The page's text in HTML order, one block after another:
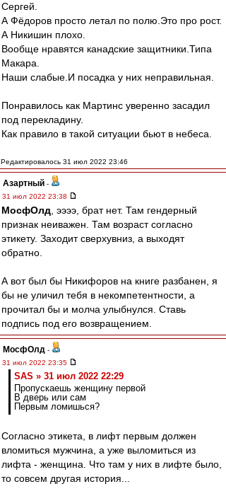
Сергей.
А Фёдоров просто летал по полю.Это про рост.
А Никишин плохо.
Вообще нравятся канадские защитники.Типа
Макара.
Наши слабые.И посадка у них неправильная.
Понравилось как Мартинс уверенно засадил
под перекладину.
Как правило в такой ситуации бьют в небеса.
Редактировалось 31 июл 2022 23:46
Азартный -
31 июл 2022 23:38
МосфОлд , ээээ, брат нет. Там гендерный
признак неиважен. Там возраст согласно
этикету. Заходит сверхувниз, а выходят
обратно.
А вот был бы Никифоров на книге разбанен, я
бы не уличил тебя в некомпетентности, а
прочитал бы и молча улыбнулся. Ставь
подпись под его возвращением.
МосфОлд -
31 июл 2022 23:35
SAS » 31 июл 2022 22:29
Пропускаешь женщину первой
В дверь или сам
Первым ломишься?
Согласно этикета, в лифт первым должен
вломиться мужчина, а уже выломиться из
лифта - женщина. Что там у них в лифте было,
то совсем другая история...